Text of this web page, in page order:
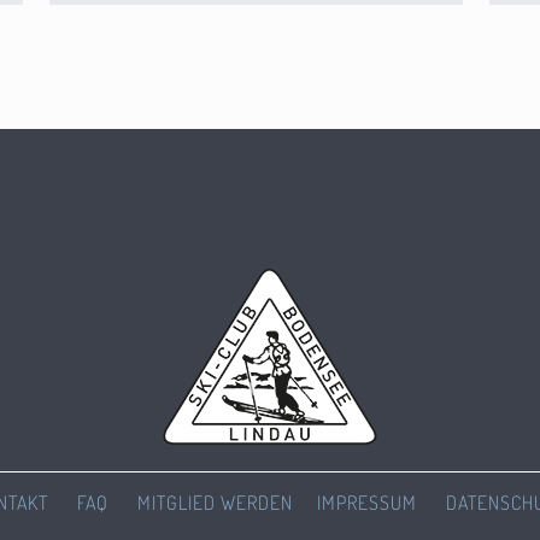
FAQ MITGLIED WERDEN IMPRESSUM